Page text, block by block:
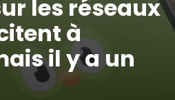
les réseaux
à
il y a un